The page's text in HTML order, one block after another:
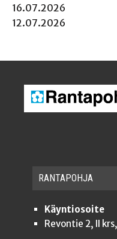
16.07.2026
12.07.2026
RAN­TA­POH­JA
Käyntiosoite
Revontie 2, II